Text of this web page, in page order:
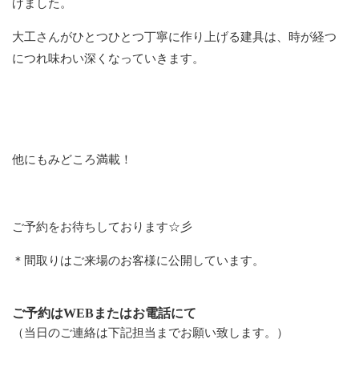
げました。
大工さんがひとつひとつ丁寧に作り上げる建具は、時が経つ
につれ味わい深くなっていきます。
他にもみどころ満載！
ご予約をお待ちしております☆彡
＊間取りはご来場のお客様に公開しています。
ご予約はWEBまたはお電話にて
（当日のご連絡は下記担当までお願い致します。）